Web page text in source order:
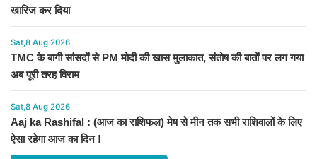
खारिज कर दिया
Sat,8 Aug 2026
TMC के बागी सांसदों से PM मोदी की खास मुलाकात, संतोष की बातों पर लग गया
अब पूरी तरह विराम
Sat,8 Aug 2026
Aaj ka Rashifal : (आज का राशिफल) मेष से मीन तक सभी राशिवालों के लिए
ऐसा रहेगा आज का दिन !